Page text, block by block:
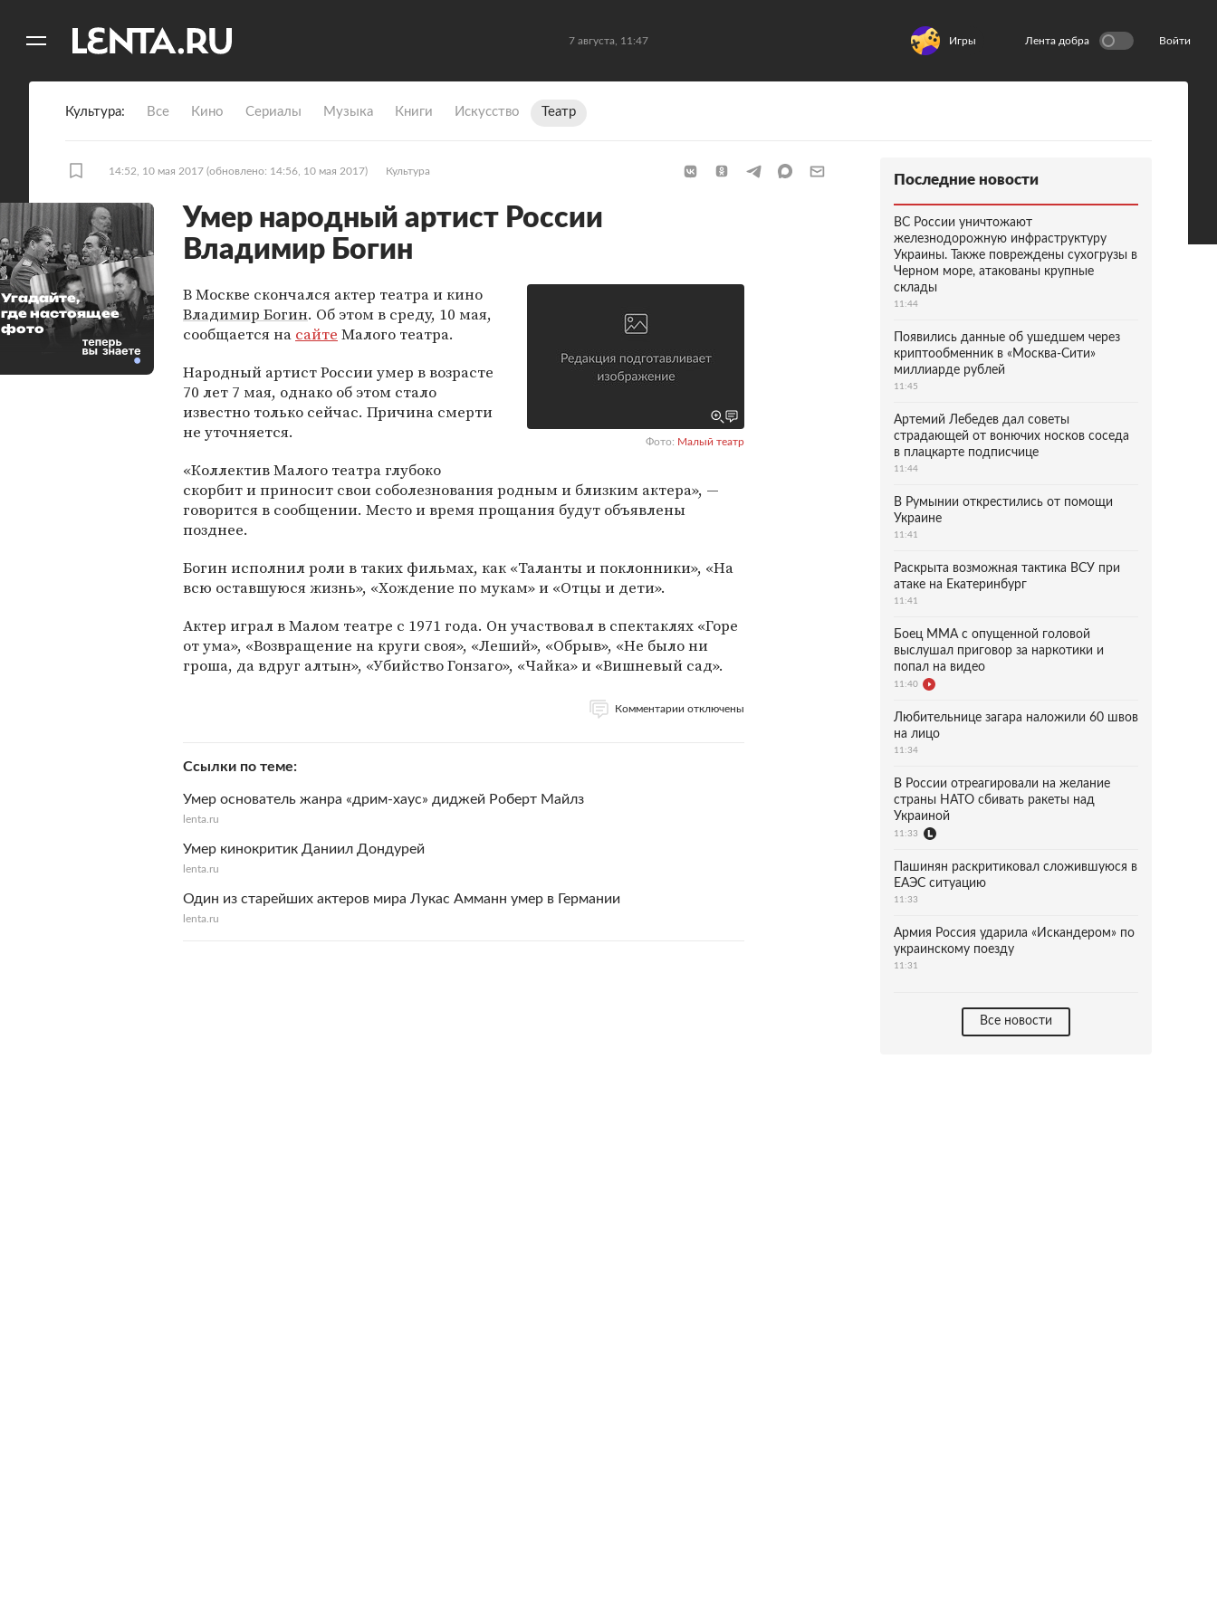
7 августа, 11:47 Игры Лента добра Войти
Культура Все Кино Сериалы Музыка Книги Искусство Театр
14:52, 10 мая 2017 (обновлено: 14:56, 10 мая 2017) Культура
Умер народный артист России
Владимир Богин
Фото: Малый театр
В Москве скончался актер театра и кино
Владимир Богин. Об этом в среду, 10 мая,
сообщается на сайте Малого театра.
Народный артист России умер в возрасте
70 лет 7 мая, однако об этом стало
известно только сейчас. Причина смерти
не уточняется.
«Коллектив Малого театра глубоко
скорбит и приносит свои соболезнования родным и близким актера», —
говорится в сообщении. Место и время прощания будут объявлены
позднее.
Богин исполнил роли в таких фильмах, как «Таланты и поклонники», «На
всю оставшуюся жизнь», «Хождение по мукам» и «Отцы и дети».
Актер играл в Малом театре с 1971 года. Он участвовал в спектаклях «Горе
от ума», «Возвращение на круги своя», «Леший», «Обрыв», «Не было ни
гроша, да вдруг алтын», «Убийство Гонзаго», «Чайка» и «Вишневый сад».
Комментарии отключены
Ссылки по теме
Умер основатель жанра «дрим-хаус» диджей Роберт Майлз
lenta.ru
Умер кинокритик Даниил Дондурей
lenta.ru
Один из старейших актеров мира Лукас Амманн умер в Германии
lenta.ru
Угадайте,
где настоящее
фото
Последние новости
ВС России уничтожают
железнодорожную инфраструктуру
Украины. Также повреждены сухогрузы в
Черном море, атакованы крупные
склады
11:44
Появились данные об ушедшем через
криптообменник в «Москва-Сити»
миллиарде рублей
11:45
Артемий Лебедев дал советы
страдающей от вонючих носков соседа
в плацкарте подписчице
11:44
В Румынии открестились от помощи
Украине
11:41
Раскрыта возможная тактика ВСУ при
атаке на Екатеринбург
11:41
Боец ММА с опущенной головой
выслушал приговор за наркотики и
попал на видео
11:40
Любительнице загара наложили 60 швов
на лицо
11:34
В России отреагировали на желание
страны НАТО сбивать ракеты над
Украиной
11:33
Пашинян раскритиковал сложившуюся в
ЕАЭС ситуацию
11:33
Армия Россия ударила «Искандером» по
украинскому поезду
11:31
Все новости